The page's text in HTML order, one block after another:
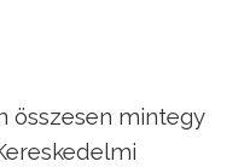
összesen mintegy